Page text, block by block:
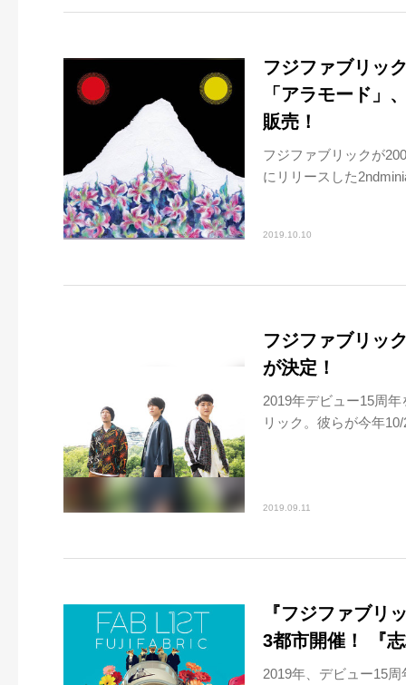
フジファブリッ
「アラモード」
販売！
フジファブリックが
にリリースした
2019.10.10
フジファブリッ
が決定！
2019年デビュー15周
リック。彼らが今年
2019.09.11
『フジファブリ
3都市開催！ 『
2019年、デビュー15